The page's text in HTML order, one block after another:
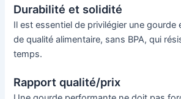
Durabilité et solidité
Il est essentiel de privilégier une gourde
de qualité alimentaire, sans BPA, qui
temps.
Rapport qualité/prix